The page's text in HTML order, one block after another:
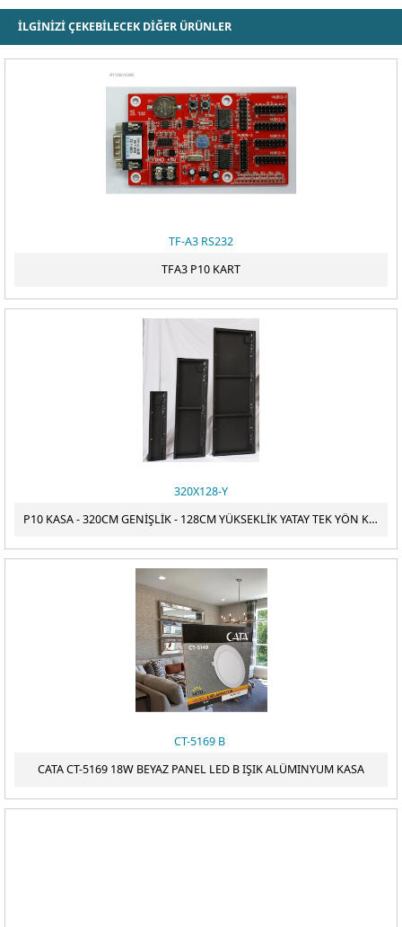
ÖDEME
İLGİNİZİ ÇEKEBİLECEK DİĞER ÜRÜNLER
TF-A3 RS232
TFA3 P10 KART
320X128-Y
P10 KASA - 320CM GENİŞLİK - 128CM YÜKSEKLİK YATAY TEK YÖN KASA
CT-5169 B
CATA CT-5169 18W BEYAZ PANEL LED B IŞIK ALÜMINYUM KASA